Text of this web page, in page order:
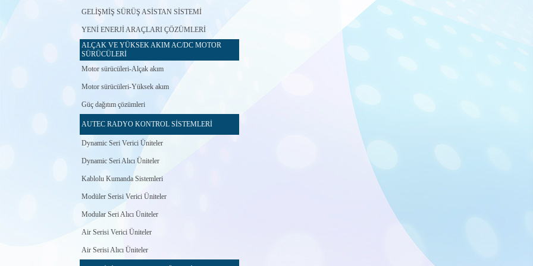
GELİŞMİŞ SÜRÜŞ ASİSTAN SİSTEMİ
YENİ ENERJİ ARAÇLARI ÇÖZÜMLERİ
ALÇAK VE YÜKSEK AKIM AC/DC MOTOR
SÜRÜCÜLERİ
Motor sürücüleri-Alçak akım
Motor sürücüleri-Yüksek akım
Güç dağıtım çözümleri
AUTEC RADYO KONTROL SİSTEMLERİ
Dynamic Seri Verici Üniteler
Dynamic Seri Alıcı Üniteler
Kablolu Kumanda Sistemleri
Modüler Serisi Verici Üniteler
Modular Seri Alıcı Üniteler
Air Serisi Verici Üniteler
Air Serisi Alıcı Üniteler